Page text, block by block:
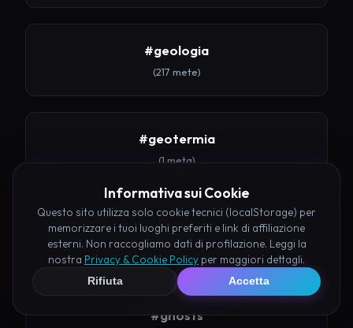
#geologia
(217 mete)
#geotermia
(1 meta)
#ghost-town
(9 mete)
#ghosts
Informativa sui Cookie
Questo sito utilizza solo cookie tecnici (localStorage) per
memorizzare i tuoi luoghi preferiti e link di affiliazione
esterni. Non raccogliamo dati di profilazione. Leggi la
nostra Privacy & Cookie Policy per maggiori dettagli.
Rifiuta Accetta